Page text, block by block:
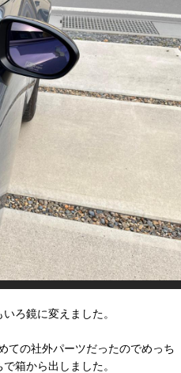
ろ鏡に変えました。
ての社外パーツだったのでめっち
箱から出しました。